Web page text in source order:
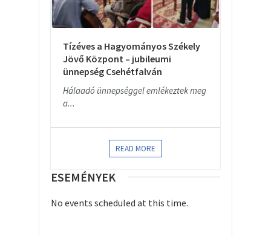
Tízéves a Hagyományos Székely
Jövő Központ – jubileumi
ünnepség Csehétfalván
Hálaadó ünnepséggel emlékeztek meg
a...
READ MORE
ESEMÉNYEK
No events scheduled at this time.